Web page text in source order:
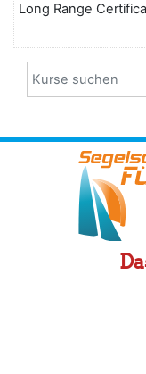
Long Range
Kurse suchen